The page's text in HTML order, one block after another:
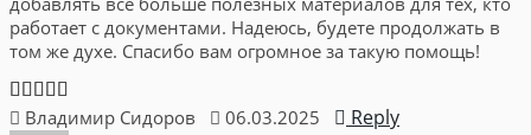
работает с документами. Надеюсь, будете продолжать в
том же духе. Спасибо вам огромное за такую помощь!
Владимир Сидоров 06.03.2025 Reply